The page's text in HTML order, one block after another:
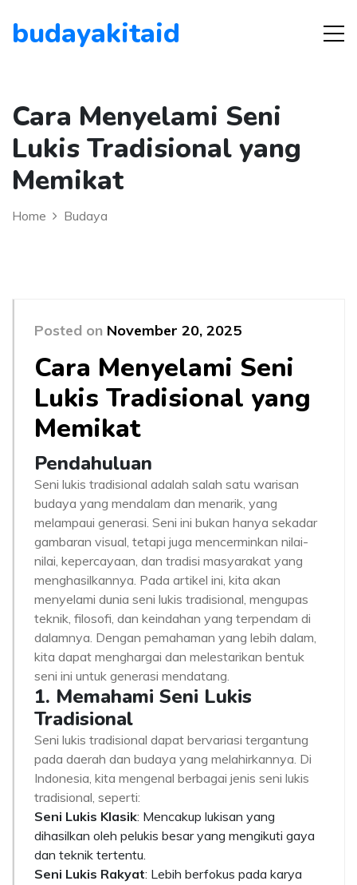
budayakitaid
Cara Menyelami Seni
Lukis Tradisional yang
Memikat
Home Budaya
Posted on November 20, 2025
Cara Menyelami Seni
Lukis Tradisional yang
Memikat
Pendahuluan
Seni lukis tradisional adalah salah satu warisan
budaya yang mendalam dan menarik, yang
melampaui generasi. Seni ini bukan hanya sekadar
gambaran visual, tetapi juga mencerminkan nilai-
nilai, kepercayaan, dan tradisi masyarakat yang
menghasilkannya. Pada artikel ini, kita akan
menyelami dunia seni lukis tradisional, mengupas
teknik, filosofi, dan keindahan yang terpendam di
dalamnya. Dengan pemahaman yang lebih dalam,
kita dapat menghargai dan melestarikan bentuk
seni ini untuk generasi mendatang.
1. Memahami Seni Lukis
Tradisional
Seni lukis tradisional dapat bervariasi tergantung
pada daerah dan budaya yang melahirkannya. Di
Indonesia, kita mengenal berbagai jenis seni lukis
tradisional, seperti:
Seni Lukis Klasik: Mencakup lukisan yang
dihasilkan oleh pelukis besar yang mengikuti gaya
dan teknik tertentu.
Seni Lukis Rakyat: Lebih berfokus pada karya